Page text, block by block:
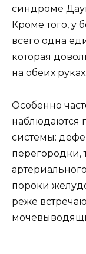
синдроме
Кроме того, у
всего одна
которая
на обеих руках.
Особенно
наблюдаются
системы:
перегородки,
пороки
реже